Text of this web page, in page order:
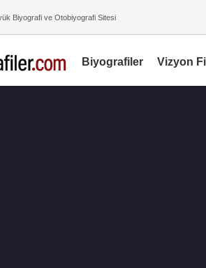
Biyografi ve Otobiyografi Sitesi
Biyografiler Vizyon